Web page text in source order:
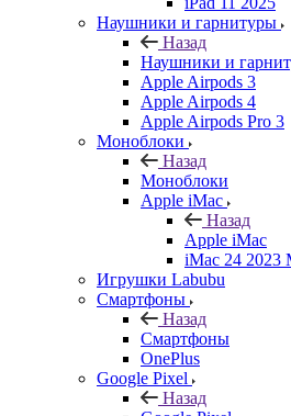
Наушники и гарнитуры
Назад
Наушники и
Apple Airpods 3
Apple Airpods 4
Apple Airpods Pro 3
Моноблоки
Назад
Моноблоки
Apple iMac
Назад
Apple iMac
iMac 24 2023
Игрушки Labubu
Смартфоны
Назад
Смартфоны
OnePlus
Google Pixel
Назад